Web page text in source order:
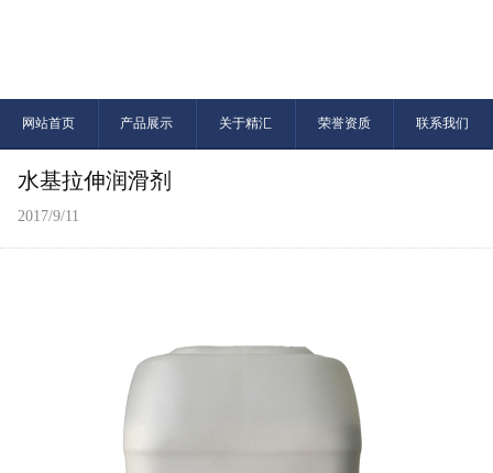
网站首页 产品展示 关于精汇 荣誉资质 联系我们
水基拉伸润滑剂
2017/9/11